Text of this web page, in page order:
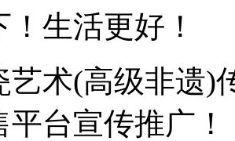
生活更好！
艺术(高级非遗)
台宣传推广！